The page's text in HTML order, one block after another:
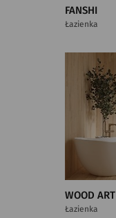
FANSHI
Łazienka
WOOD ART
Łazienka